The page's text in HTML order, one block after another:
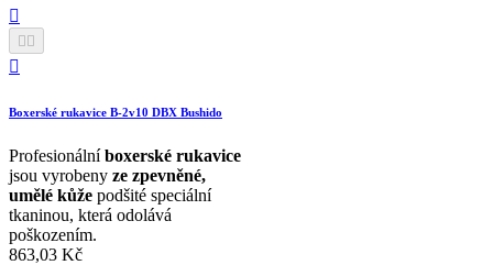

 

Boxerské rukavice B-2v10 DBX Bushido
Profesionálníboxerské rukavice
jsou vyrobeny ze zpevněné,
umělé kůže podšité speciální
tkaninou, která odolává
poškozením.
863,03 Kč